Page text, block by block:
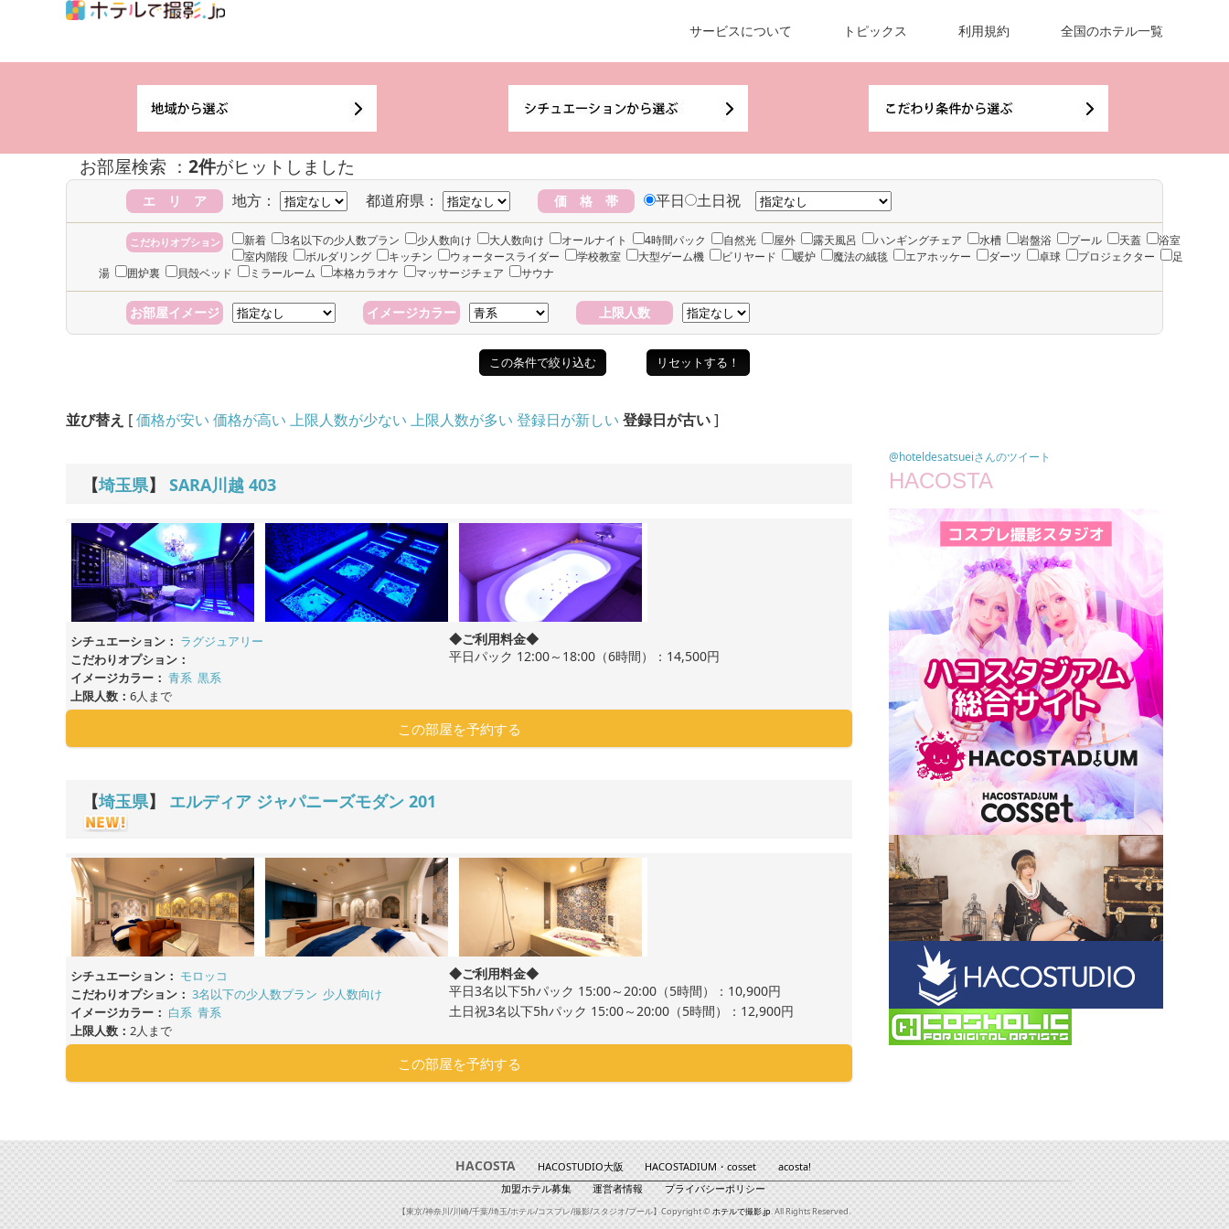
サービスについて トピックス 利用規約 全国のホテル一覧
お部屋検索 ： 2件がヒットしました
エ リ ア 地方： 都道府県： 価 格 帯 平日 土日祝
こだわりオプション 新着 3名以下の少人数プラン 少人数向け 大人数向け オールナイト 4時間パック 自然光 屋外 露天風呂 ハンギングチェア 水槽 岩盤浴 プール 天蓋
浴室
室内階段
ボルダリング キッチン ウォータースライダー 学校教室 大型ゲーム機 ビリヤード 暖炉 魔法の絨毯 エアホッケー ダーツ 卓球 プロジェクター
足
湯
囲炉裏 貝殻ベッド ミラールーム 本格カラオケ マッサージチェア サウナ
お部屋イメージ イメージカラー 上限人数
並び替え [価格が安い 価格が高い 上限人数が少ない 上限人数が多い 登録日が新しい 登録日が古い]
【埼玉県】 SARA川越 403
シチュエーション： ラグジュアリー
こだわりオプション：
イメージカラー： 青系 黒系
上限人数： 6人まで
◆ご利用料金◆
平日パック 12:00～18:00（6時間）：14,500円
この部屋を予約する
【埼玉県】 エルディア ジャパニーズモダン 201
シチュエーション： モロッコ
こだわりオプション： 3名以下の少人数プラン 少人数向け
イメージカラー： 白系 青系
上限人数： 2人まで
◆ご利用料金◆
平日3名以下5hパック 15:00～20:00（5時間）：10,900円
土日祝3名以下5hパック 15:00～20:00（5時間）：12,900円
この部屋を予約する
@hoteldesatsueiさんのツイート
HACOSTA
HACOSTA HACOSTUDIO大阪 HACOSTADIUM・cosset
acosta!
加盟ホテル募集
運営者情報 プライバシーポリシー
【東京/神奈川/川崎/千葉/埼玉/ホテル/コスプレ/撮影/スタジオ/プール】Copyright© ホテルで撮影.jp. All Rights Reserved.